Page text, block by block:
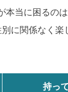
当に困るの
に関係なく楽
持っ